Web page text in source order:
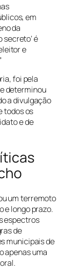
em
da
secreto’ é
e
foi pela
determinou
a divulgação
todos os
e de
um terremoto
e longo prazo.
espectros
de
municipais de
apenas uma